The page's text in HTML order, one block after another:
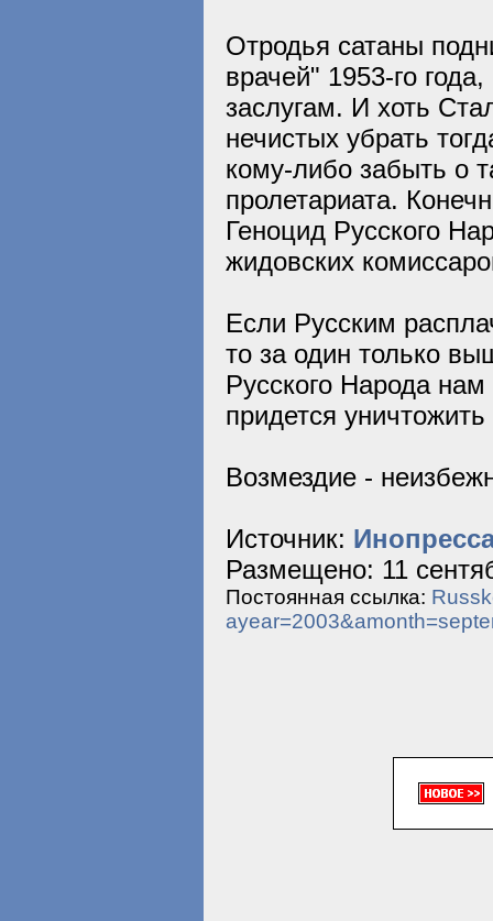
Отродья сатаны
врачей" 1953-го
заслугам. И хоть
нечистых убрать
кому-либо забыть о
пролетариата.
Геноцид Русского
жидовских
Если Русским
то за один только
Русского Народа
придется
Возмездие -
Источник:
Размещено: 11
Постоянная ссылка: